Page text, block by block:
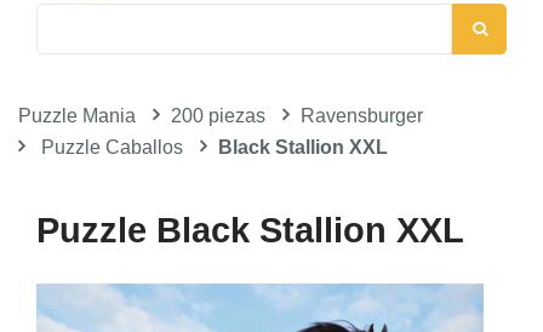
Puzzle Mania 200 piezas
Ravensburger
Puzzle Caballos
Black Stallion XXL
Puzzle Black Stallion XXL